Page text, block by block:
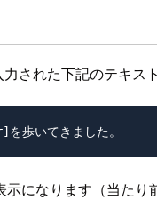
された下記のテキス
になります（当たり